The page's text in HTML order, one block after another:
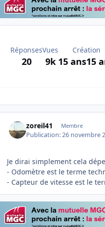
Réponses
20
Vues
9k
Création
15 ans15
zoreil41 Membre
Publication:26 novembre
Je dirai simplement cela
- Odomètre est le terme
- Capteur de vitesse est le